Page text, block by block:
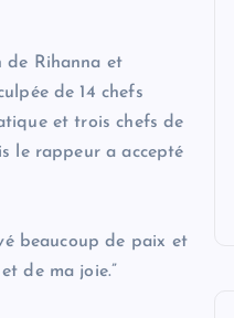
de Rihanna et
de 14 chefs
et trois chefs de
le rappeur a accepté
beaucoup de paix et
de ma joie.”